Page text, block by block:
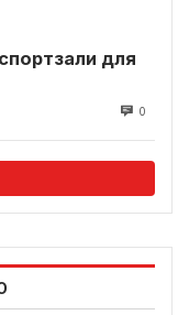
для
0